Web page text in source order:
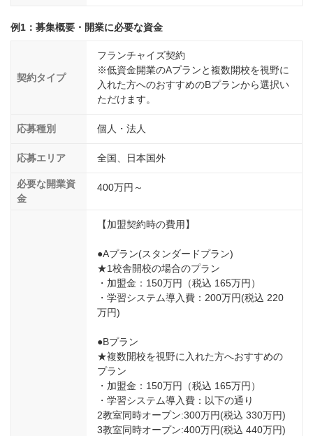
例1：募集概要・開業に必要な資金
契約タイプ
フランチャイズ契約
※低資金開業のAプランと複数開校を視野に
入れた方へのおすすめのBプランから選択い
ただけます。
応募種別 個人・法人
応募エリア 全国、日本国外
必要な開業資
金
400万円～
【加盟契約時の費用】
●Aプラン(スタンダードプラン)
★1校舎開校の場合のプラン
・加盟金：150万円（税込 165万円）
・学習システム導入費：200万円(税込 220
万円)
●Bプラン
★複数開校を視野に入れた方へおすすめの
プラン
・加盟金：150万円（税込 165万円）
・学習システム導入費：以下の通り
2教室同時オープン:300万円(税込 330万円)
3教室同時オープン:400万円(税込 440万円)